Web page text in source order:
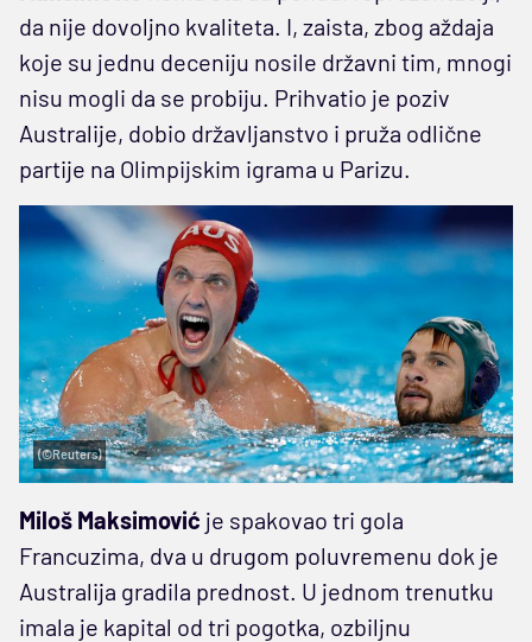
da nije dovoljno kvaliteta. I, zaista, zbog aždaja
koje su jednu deceniju nosile državni tim, mnogi
nisu mogli da se probiju. Prihvatio je poziv
Australije, dobio državljanstvo i pruža odlične
partije na Olimpijskim igrama u Parizu.
(©Reuters)
Miloš Maksimović je spakovao tri gola
Francuzima, dva u drugom poluvremenu dok je
Australija gradila prednost. U jednom trenutku
imala je kapital od tri pogotka, ozbiljnu